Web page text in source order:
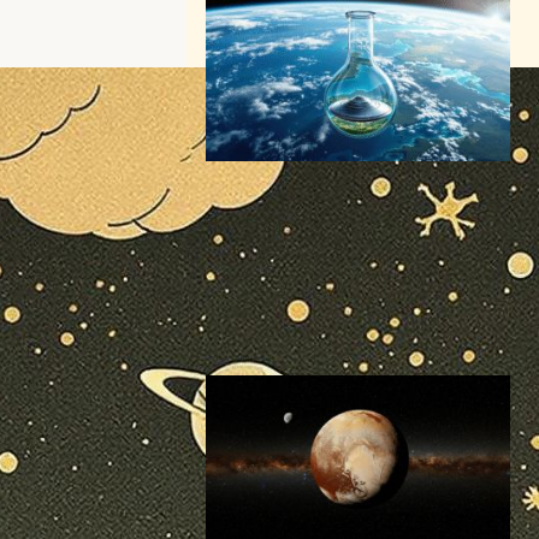
6月24日【今日は何の日？】
「空飛ぶ円盤記念日・UFO記
念日」科学はUFOをどうとら
えるか
スペーステクノロジーニュース
今日は何の日
2026年6月24日11:37